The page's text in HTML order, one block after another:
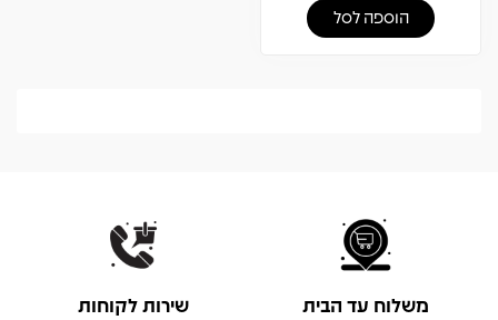
הוספה לסל
משלוח עד הבית שירות לקוחות